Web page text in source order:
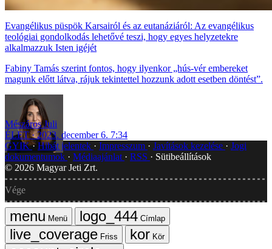
Evangélikus püspök Karsairól és az eutanáziáról: Az evangélikus
teológiai gondolkodás lehetővé teszi, hogy egyes helyzetekre
alkalmazzuk Isten igéjét
Fabiny Tamás szerint fontos, hogy ilyenkor „hús-vér embereket
magunk előtt látva, rájuk tekintettel hozzunk adott esetben döntést”.
Mészáros Juli
ÉLET
2023. december 6. 7:34
GYIK Hibát jelentek Impresszum Javítások kezelése
Jogi
dokumentumok
Médiaajánlat RSS
Sütibeállítások
© 2026 Magyar Jeti Zrt.
Vége
Menü
Címlap
Friss
Kör